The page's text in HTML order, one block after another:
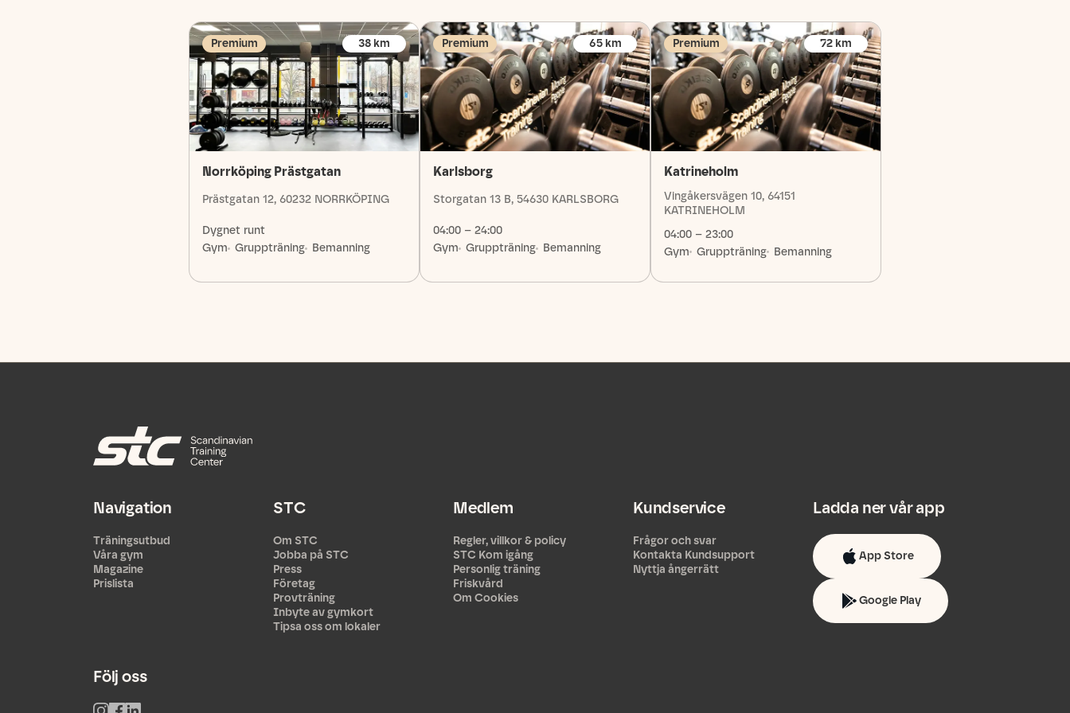
Premium 38 km
Norrköping Prästgatan
Prästgatan 12, 60232 NORRKÖPING
Dygnet runt
Gym Gruppträning Bemanning
Premium 65km
Karlsborg
Storgatan 13 B, 54630 KARLSBORG
04:00 – 24:00
Gym Gruppträning Bemanning
Premium 72 km
Katrineholm
Vingåkersvägen 10, 64151
KATRINEHOLM
04:00 – 23:00
Gym Gruppträning Bemanning
Navigation
Träningsutbud
Våra gym
Magazine
Prislista
STC
Om STC
Jobba på STC
Press
Företag
Provträning
Inbyte av gymkort
Tipsa oss om lokaler
Medlem
Regler, villkor & policy
STC Kom igång
Personlig träning
Friskvård
Om Cookies
Kundservice
Frågor och svar
Kontakta Kundsupport
Nyttja ångerrätt
Ladda ner vår app
App Store
Google Play
Följ oss